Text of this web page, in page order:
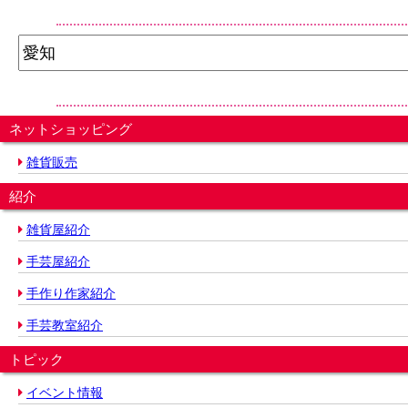
ネットショッピング
雑貨販売
紹介
雑貨屋紹介
手芸屋紹介
手作り作家紹介
手芸教室紹介
トピック
イベント情報